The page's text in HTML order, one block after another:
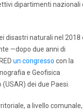
dipartimenti nazionali
disastri naturali nel 2018
—dopo due anni di
un congresso con la
e Geofisica
dei due Paesi.
a livello comunale,